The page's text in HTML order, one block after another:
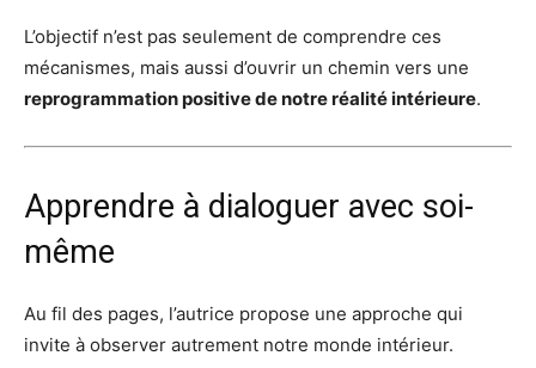
L’objectif n’est pas seulement de comprendre ces
mécanismes, mais aussi d’ouvrir un chemin vers une
reprogrammation positive de notre réalité intérieure.
Apprendre à dialoguer avec soi-
même
Au fil des pages, l’autrice propose une approche qui
invite à observer autrement notre monde intérieur.